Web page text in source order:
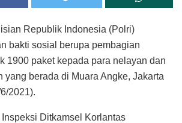
Republik Indonesia (Polri)
bakti sosial berupa pembagian
1900 paket kepada para nelayan dan
yang berada di Muara Angke, Jakarta
2021).
Ditkamsel Korlantas